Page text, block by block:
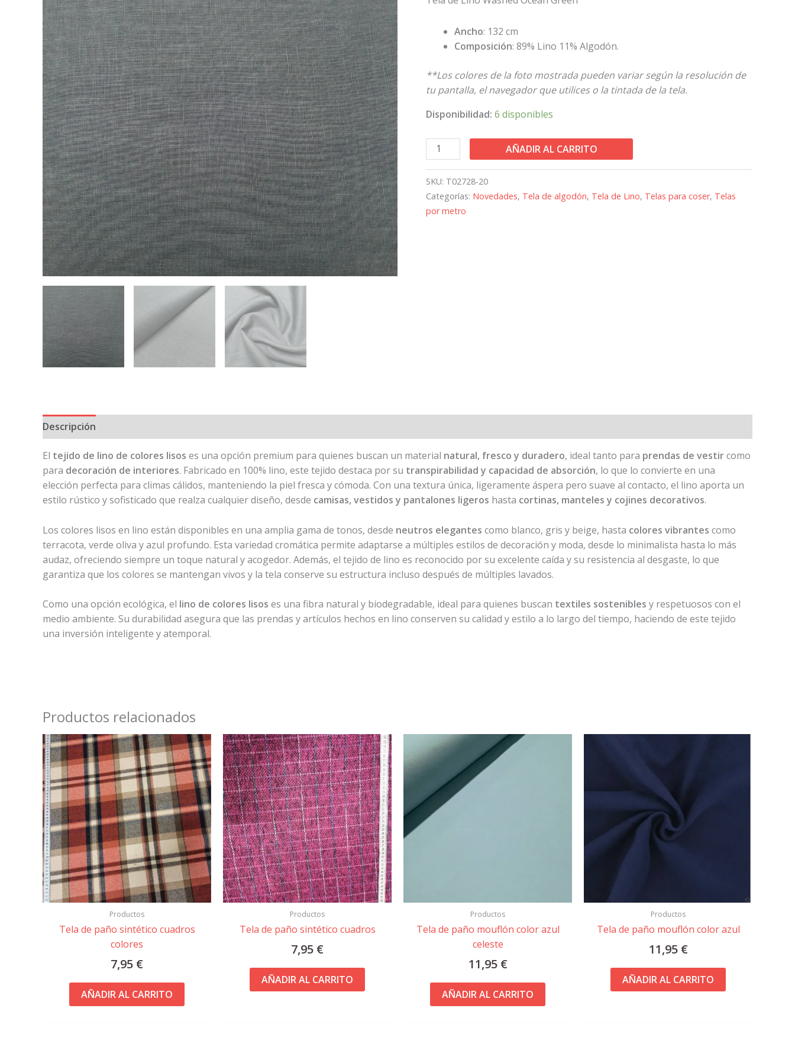
Ancho: 132 cm
Composición: 89% Lino 11% Algodón.
**Los colores de la foto mostrada pueden variar según la resolución de
tu pantalla, el navegador que utilices o la tintada de la tela.
Disponibilidad: 6 disponibles
AÑADIR AL CARRITO
SKU: T02728-20
Categorías: Novedades, Tela de algodón, Tela de Lino, Telas para coser, Telas
por metro
Descripción
El tejido de lino de colores lisos es una opción premium para quienes buscan un material natural, fresco y duradero, ideal tanto para prendas de vestircomo
para decoración de interiores. Fabricado en 100% lino, este tejido destaca por su transpirabilidad y capacidad de absorción, lo que lo convierte en una
elección perfecta para climas cálidos, manteniendo la piel fresca y cómoda. Con una textura única, ligeramente áspera pero suave al contacto, el lino aporta un
estilo rústico y sofisticado que realza cualquier diseño, desde camisas, vestidos y pantalones ligeros hasta cortinas, manteles y cojines decorativos.
Los colores lisos en lino están disponibles en una amplia gama de tonos, desde neutros elegantes como blanco, gris y beige, hasta colores vibrantes como
terracota, verde oliva y azul profundo. Esta variedad cromática permite adaptarse a múltiples estilos de decoración y moda, desde lo minimalista hasta lo más
audaz, ofreciendo siempre un toque natural y acogedor. Además, el tejido de lino es reconocido por su excelente caída y su resistencia al desgaste, lo que
garantiza que los colores se mantengan vivos y la tela conserve su estructura incluso después de múltiples lavados.
Como una opción ecológica, el lino de colores lisos es una fibra natural y biodegradable, ideal para quienes buscan textiles sostenibles y respetuosos con el
medio ambiente. Su durabilidad asegura que las prendas y artículos hechos en lino conserven su calidad y estilo a lo largo del tiempo, haciendo de este tejido
una inversión inteligente y atemporal.
Productos relacionados
Productos
Tela de paño sintético cuadros
colores
7,95 €
AÑADIR AL CARRITO
Productos
Tela de paño sintético cuadros
7,95 €
AÑADIR AL CARRITO
Productos
Tela de paño mouflón color azul
celeste
11,95 €
AÑADIR AL CARRITO
Productos
Tela de paño mouflón color azul
11,95 €
AÑADIR AL CARRITO